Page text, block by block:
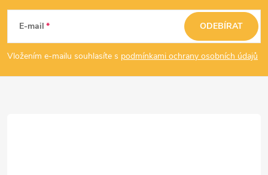
p
a
E-mail
Vložením e-mailu souhlasíte s podmínkami ochrany osobních údajů
ODEBÍRAT